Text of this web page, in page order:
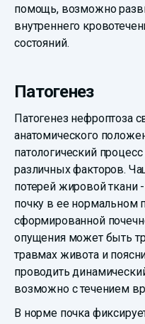
помощь, возможно
внутреннего
состояний.
Патогенез
Патогенез нефроптоза
анатомического
патологический
различных факторов.
потерей жировой
почку в ее нормальном
сформированной
опущения может быть
травмах живота и
проводить
возможно с течением
В норме почка